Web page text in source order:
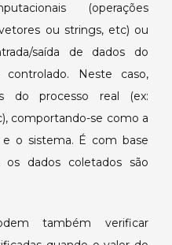
(operações
ou strings, etc) ou
saída de dados do
Neste caso,
do processo real (ex:
comportando-se como a
o sistema. É com base
dados coletados são
também verificar